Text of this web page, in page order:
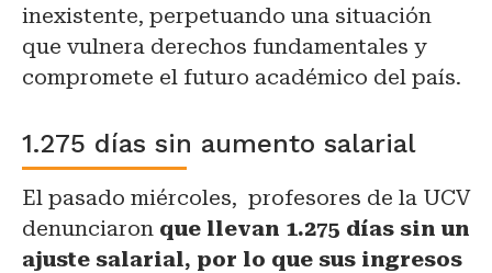
inexistente, perpetuando una situación
que vulnera derechos fundamentales y
compromete el futuro académico del país.
1.275 días sin aumento salarial
El pasado miércoles, profesores de la UCV
denunciaron que llevan 1.275 días sin un
ajuste salarial, por lo que sus ingresos